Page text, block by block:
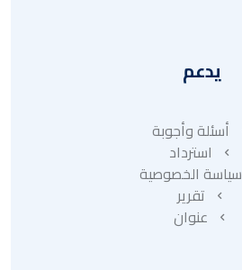
يدعم
أسئلة وأجوبة
استرداد
سياسة الخصوصية
تقرير
عنوان